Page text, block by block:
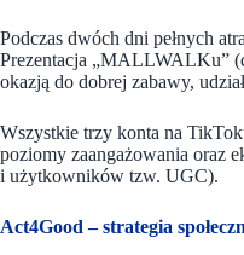
Podczas dwóch dni pełnych
Prezentacja „MALLWALKu”
okazją do dobrej zabawy,
Wszystkie trzy konta na
poziomy zaangażowania oraz
i użytkowników tzw. UGC).
Act4Good – strategia